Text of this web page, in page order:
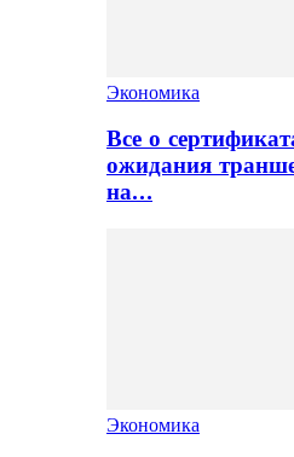
Экономика
Все о
ожидания
на…
Экономика